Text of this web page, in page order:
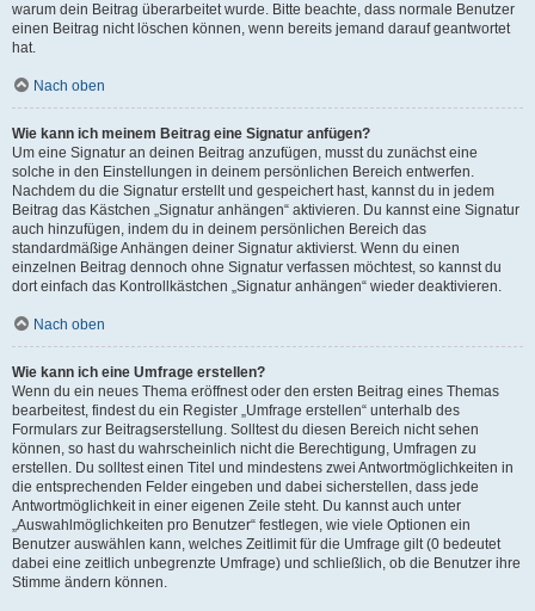
warum dein Beitrag überarbeitet wurde. Bitte beachte, dass normale Benutzer
einen Beitrag nicht löschen können, wenn bereits jemand darauf geantwortet
hat.
Nach oben
Wie kann ich meinem Beitrag eine Signatur anfügen?
Um eine Signatur an deinen Beitrag anzufügen, musst du zunächst eine
solche in den Einstellungen in deinem persönlichen Bereich entwerfen.
Nachdem du die Signatur erstellt und gespeichert hast, kannst du in jedem
Beitrag das Kästchen „Signatur anhängen“ aktivieren. Du kannst eine Signatur
auch hinzufügen, indem du in deinem persönlichen Bereich das
standardmäßige Anhängen deiner Signatur aktivierst. Wenn du einen
einzelnen Beitrag dennoch ohne Signatur verfassen möchtest, so kannst du
dort einfach das Kontrollkästchen „Signatur anhängen“ wieder deaktivieren.
Nach oben
Wie kann ich eine Umfrage erstellen?
Wenn du ein neues Thema eröffnest oder den ersten Beitrag eines Themas
bearbeitest, findest du ein Register „Umfrage erstellen“ unterhalb des
Formulars zur Beitragserstellung. Solltest du diesen Bereich nicht sehen
können, so hast du wahrscheinlich nicht die Berechtigung, Umfragen zu
erstellen. Du solltest einen Titel und mindestens zwei Antwortmöglichkeiten in
die entsprechenden Felder eingeben und dabei sicherstellen, dass jede
Antwortmöglichkeit in einer eigenen Zeile steht. Du kannst auch unter
„Auswahlmöglichkeiten pro Benutzer“ festlegen, wie viele Optionen ein
Benutzer auswählen kann, welches Zeitlimit für die Umfrage gilt (0 bedeutet
dabei eine zeitlich unbegrenzte Umfrage) und schließlich, ob die Benutzer ihre
Stimme ändern können.